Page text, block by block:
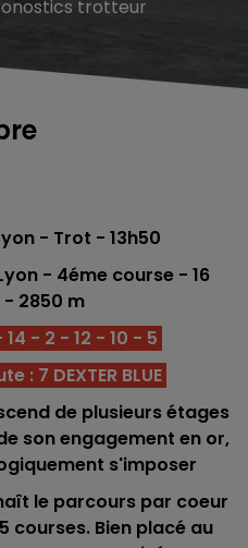
trotteur
- Trot - 13h50
- 4émecourse - 16
2850 m
14 - 2 - 12 - 10 - 5
: 7 DEXTER BLUE
de plusieurs étages
son engagement en or,
s'imposer
le parcours par coeur
courses. Bien placé au